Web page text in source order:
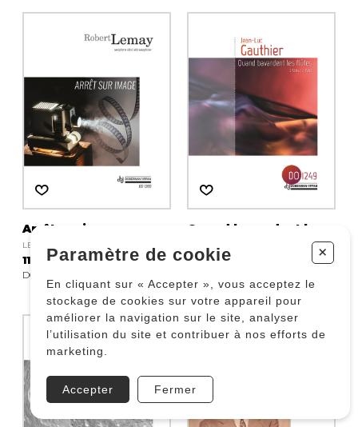
Arrêt sur image
LEMAY Robert
11.77 $
DO 1260
Quand bavardent les
GAUTHIER Jean-Luc
DO 1249
Paramètre de cookie +
En cliquant sur « Accepter », vous acceptez le
stockage de cookies sur votre appareil pour
améliorer la navigation sur le site, analyser
l’utilisation du site et contribuer à nos efforts de
marketing.
Accepter Fermer